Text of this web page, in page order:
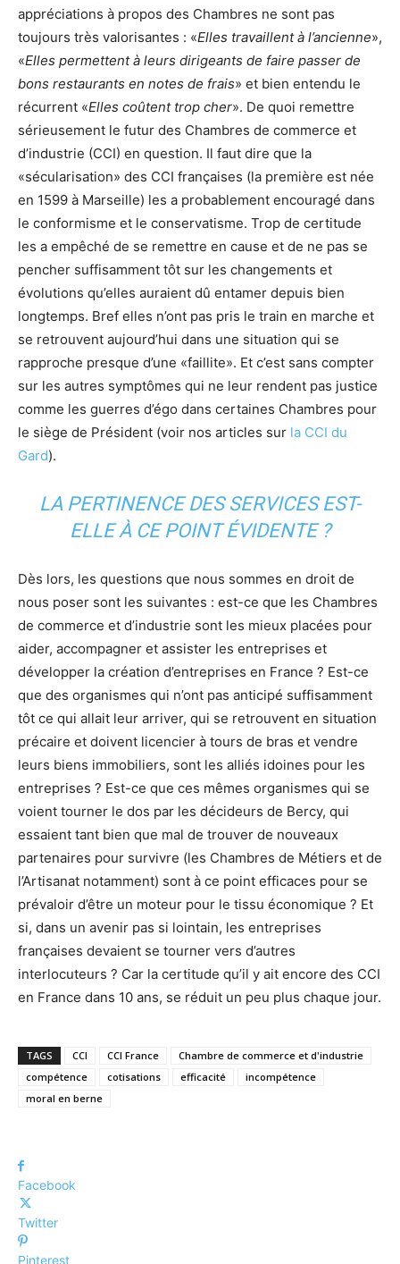
appréciations à propos des Chambres ne sont pas
toujours très valorisantes : «Elles travaillent à l’ancienne»,
«Elles permettent à leurs dirigeants de faire passer de
bons restaurants en notes de frais» et bien entendu le
récurrent «Elles coûtent trop cher». De quoi remettre
sérieusement le futur des Chambres de commerce et
d’industrie (CCI) en question. Il faut dire que la
«sécularisation» des CCI françaises (la première est née
en 1599 à Marseille) les a probablement encouragé dans
le conformisme et le conservatisme. Trop de certitude
les a empêché de se remettre en cause et de ne pas se
pencher suffisamment tôt sur les changements et
évolutions qu’elles auraient dû entamer depuis bien
longtemps. Bref elles n’ont pas pris le train en marche et
se retrouvent aujourd’hui dans une situation qui se
rapproche presque d’une «faillite». Et c’est sans compter
sur les autres symptômes qui ne leur rendent pas justice
comme les guerres d’égo dans certaines Chambres pour
le siège de Président (voir nos articles sur la CCI du
Gard).
LA PERTINENCE DES SERVICES EST-
ELLE À CE POINT ÉVIDENTE ?
Dès lors, les questions que nous sommes en droit de
nous poser sont les suivantes : est-ce que les Chambres
de commerce et d’industrie sont les mieux placées pour
aider, accompagner et assister les entreprises et
développer la création d’entreprises en France ? Est-ce
que des organismes qui n’ont pas anticipé suffisamment
tôt ce qui allait leur arriver, qui se retrouvent en situation
précaire et doivent licencier à tours de bras et vendre
leurs biens immobiliers, sont les alliés idoines pour les
entreprises ? Est-ce que ces mêmes organismes qui se
voient tourner le dos par les décideurs de Bercy, qui
essaient tant bien que mal de trouver de nouveaux
partenaires pour survivre (les Chambres de Métiers et de
l’Artisanat notamment) sont à ce point efficaces pour se
prévaloir d’être un moteur pour le tissu économique ? Et
si, dans un avenir pas si lointain, les entreprises
françaises devaient se tourner vers d’autres
interlocuteurs ? Car la certitude qu’il y ait encore des CCI
en France dans 10 ans, se réduit un peu plus chaque jour.
TAGS CCI CCI France
Chambre de commerce et d'industrie
compétence
cotisations efficacité
incompétence
moral en berne
Facebook
Twitter
Pinterest